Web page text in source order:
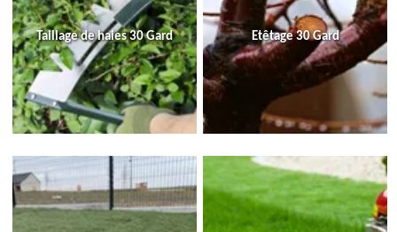
Taillage de haies 30 Gard Etêtage 30 Gard